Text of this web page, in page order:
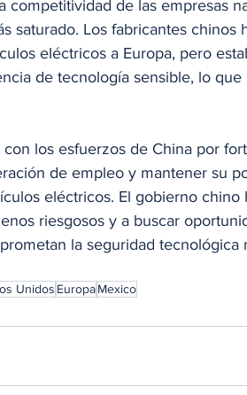
competitividad de las empresas
saturado. Los fabricantes
eléctricos a Europa, pero
de tecnología sensible, lo
los esfuerzos de China por
de empleo y mantener su
eléctricos. El gobierno chino
riesgosos y a buscar
la seguridad tecnológica
Unidos EuropaMexico